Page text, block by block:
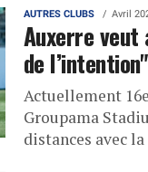
AUTRES CLUBS Avril
Auxerre veut
de l’intention"
Actuellement
Groupama
distances avec